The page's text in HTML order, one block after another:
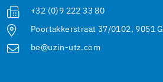
+32 (0)9 222 33 80
Poortakkerstraat 37/0102, 9051
be@uzin-utz.com